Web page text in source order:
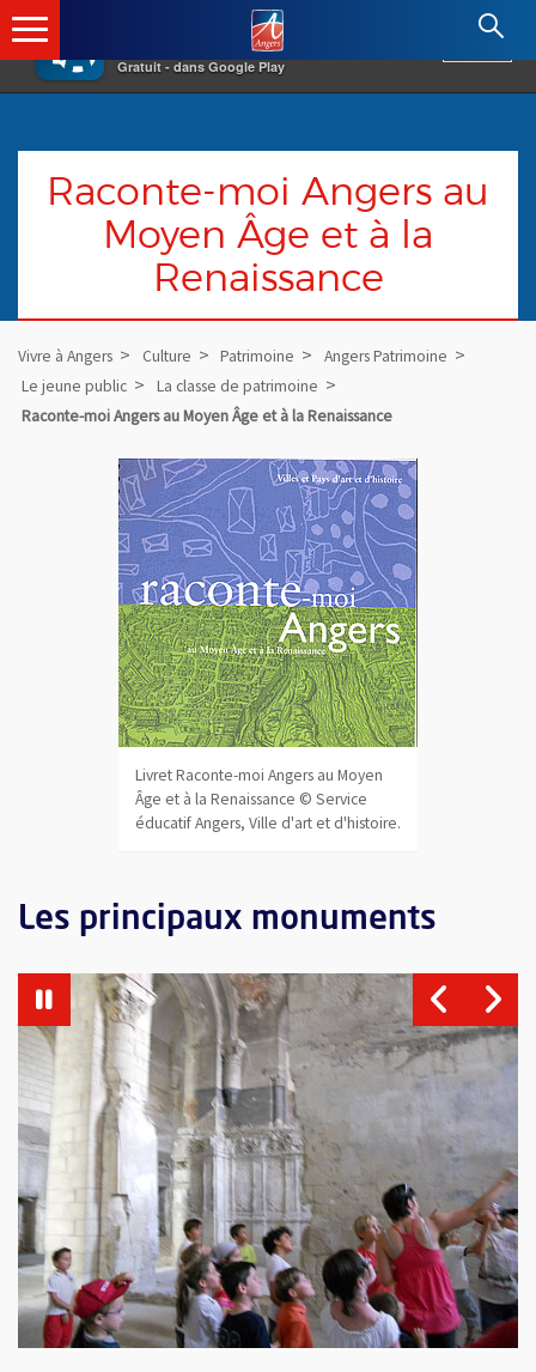
×
Gratuit - dans Google Play
Angers.fr : Retour à l'accueil
Raconte-moi Angers au
Moyen Âge et à la
Renaissance
Vivre à Angers Culture Patrimoine
Angers Patrimoine
Le jeune public
La classe de patrimoine
Raconte-moi Angers au Moyen Âge et à la Renaissance
Livret Raconte-moi Angers au Moyen
Âge et à la Renaissance © Service
éducatif Angers, Ville d'art et d'histoire.
Les principaux monuments
Vue agrandie de l'image